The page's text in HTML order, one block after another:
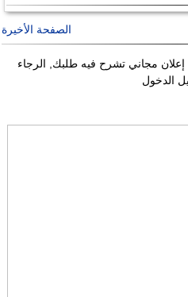
الصفحة الأخيرة
مجاني تشرح فيه طلبك, الرجاء
الدخول